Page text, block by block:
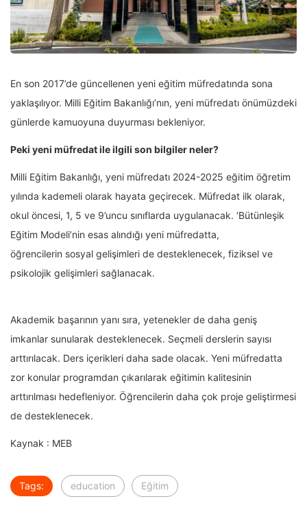
En son 2017’de güncellenen yeni eğitim müfredatında sona
yaklaşılıyor. Milli Eğitim Bakanlığı’nın, yeni müfredatı önümüzdeki
günlerde kamuoyuna duyurması bekleniyor.
Peki yeni müfredat ile ilgili son bilgiler neler?
Milli Eğitim Bakanlığı, yeni müfredatı 2024-2025 eğitim öğretim
yılında kademeli olarak hayata geçirecek. Müfredat ilk olarak,
okul öncesi, 1, 5 ve 9’uncu sınıflarda uygulanacak. ‘Bütünleşik
Eğitim Modeli’nin esas alındığı yeni müfredatta,
öğrencilerin sosyal gelişimleri de desteklenecek, fiziksel ve
psikolojik gelişimleri sağlanacak.
Akademik başarının yanı sıra, yetenekler de daha geniş
imkanlar sunularak desteklenecek. Seçmeli derslerin sayısı
arttırılacak. Ders içerikleri daha sade olacak. Yeni müfredatta
zor konular programdan çıkarılarak eğitimin kalitesinin
arttırılması hedefleniyor. Öğrencilerin daha çok proje geliştirmesi
de desteklenecek.
Kaynak : MEB
Tags: education Eğitim